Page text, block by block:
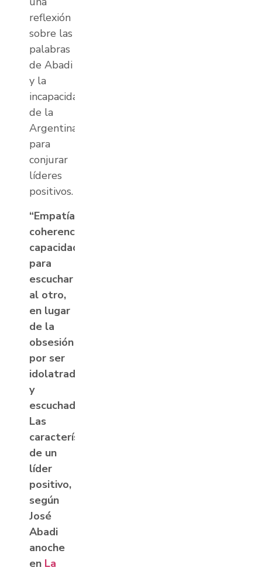
reflexión
sobre las
palabras
de Abadi
y la
incapacidad
de la
Argentina
para
conjurar
líderes
positivos.
“Empatía,
coherencia,
capacidad
para
escuchar
al otro,
en lugar
de la
obsesión
por ser
idolatrado
y
escuchado.
Las
características
de un
líder
positivo,
según
⁦José
Abadi
anoche
en La